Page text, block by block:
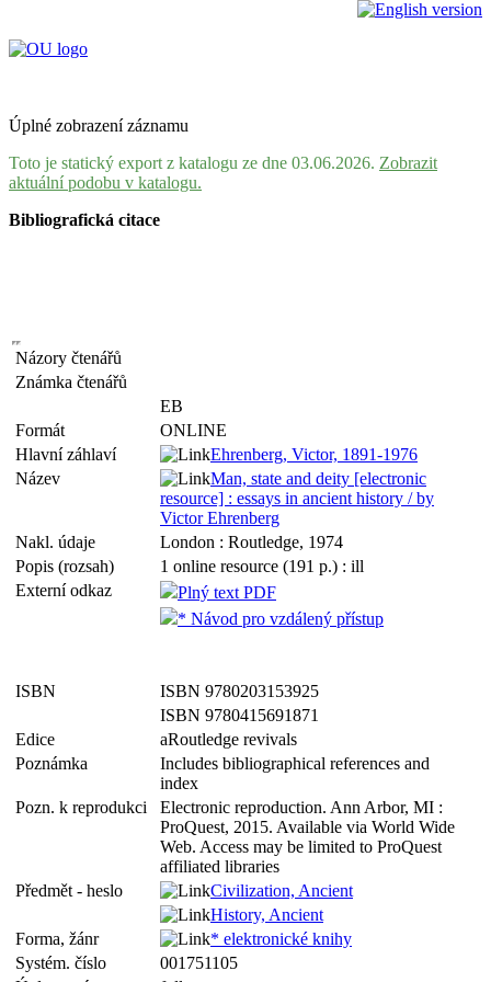
Úplné zobrazení záznamu
Toto je statický export z katalogu ze dne 03.06.2026. Zobrazit
aktuální podobu v katalogu.
Bibliografická citace
Názory čtenářů
Známka čtenářů
EB
Formát
ONLINE
Hlavní záhlaví
Ehrenberg, Victor, 1891-1976
Název
Man, state and deity [electronic
resource] : essays in ancient history / by
Victor Ehrenberg
Nakl. údaje
London : Routledge, 1974
Popis (rozsah)
1 online resource (191 p.) : ill
Externí odkaz
Plný text PDF
* Návod pro vzdálený přístup
ISBN
ISBN 9780203153925
ISBN 9780415691871
Edice
aRoutledge revivals
Poznámka
Includes bibliographical references and
index
Pozn. k reprodukci
Electronic reproduction. Ann Arbor, MI :
ProQuest, 2015. Available via World Wide
Web. Access may be limited to ProQuest
affiliated libraries
Předmět - heslo
Civilization, Ancient
History, Ancient
Forma, žánr
* elektronické knihy
Systém. číslo
001751105